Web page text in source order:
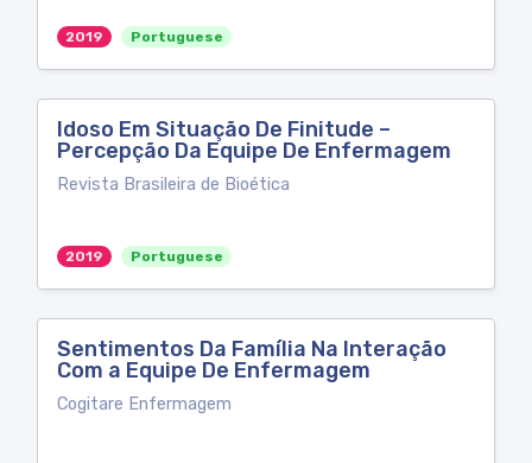
2019 Portuguese
Idoso Em Situação De Finitude –
Percepção Da Equipe De Enfermagem
Revista Brasileira de Bioética
2019 Portuguese
Sentimentos Da Família Na Interação
Com a Equipe De Enfermagem
Cogitare Enfermagem